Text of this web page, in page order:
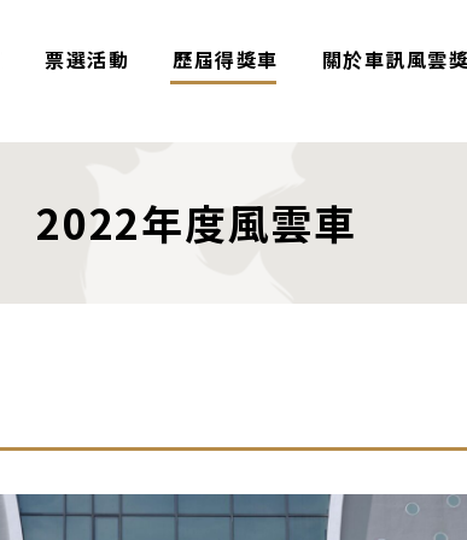
票選活動 歷屆得獎車 關於車訊風雲
2022年度風雲車